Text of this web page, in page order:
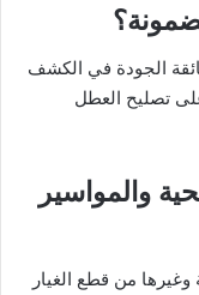
الجودة في الكشف
تصليح العطل
والمواسير
وغيرها من قطع الغيار